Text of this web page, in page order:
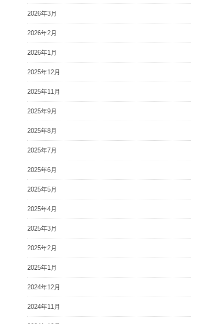
2026年3月
2026年2月
2026年1月
2025年12月
2025年11月
2025年9月
2025年8月
2025年7月
2025年6月
2025年5月
2025年4月
2025年3月
2025年2月
2025年1月
2024年12月
2024年11月